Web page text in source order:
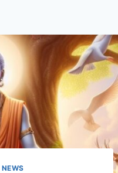
NEWS